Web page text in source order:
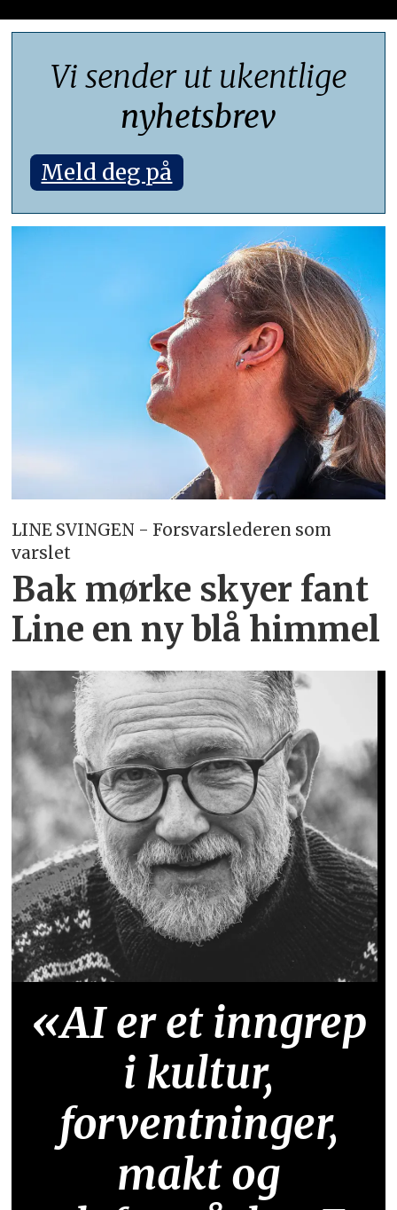
Vi sender ut ukentlige
nyhetsbrev
Meld deg på
LINE SVINGEN - Forsvarslederen som
varslet
Bak mørke skyer fant
Line en ny blå himmel
«AI er et inngrep
i kultur,
forventninger,
makt og